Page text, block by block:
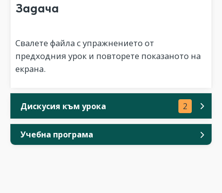
Задача
Свалете файла с упражнението от
предходния урок и повторете показаното на
екрана.
Дискусия към урока 2
Учебна програма